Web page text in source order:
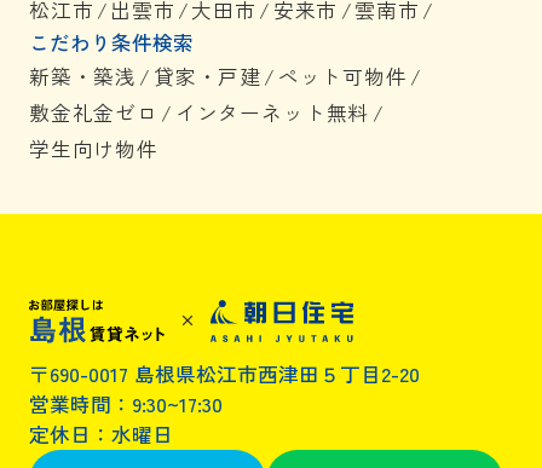
松江市 / 出雲市 /大田市 / 安来市 /雲南市 /
こだわり条件検索
新築・築浅 / 貸家・戸建/ ペット可物件 /
敷金礼金ゼロ / インターネット無料 /
学生向け物件
〒690-0017 島根県松江市西津田５丁目2-20
営業時間：9:30~17:30
定休日：水曜日